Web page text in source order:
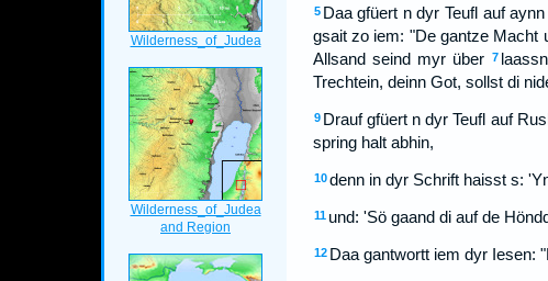
5 Daa gfüert n dyr Teufl auf
gsait zo iem: "De gantze Macht
Allsand seind myr über
7
Trechtein, deinn Got, sollst di
9 Drauf gfüert n dyr Teufl auf
spring halt abhin,
10 denn in dyr Schrift haisst s:
11 und: 'Sö gaand di auf de
12 Daa gantwortt iem dyr Iesen: